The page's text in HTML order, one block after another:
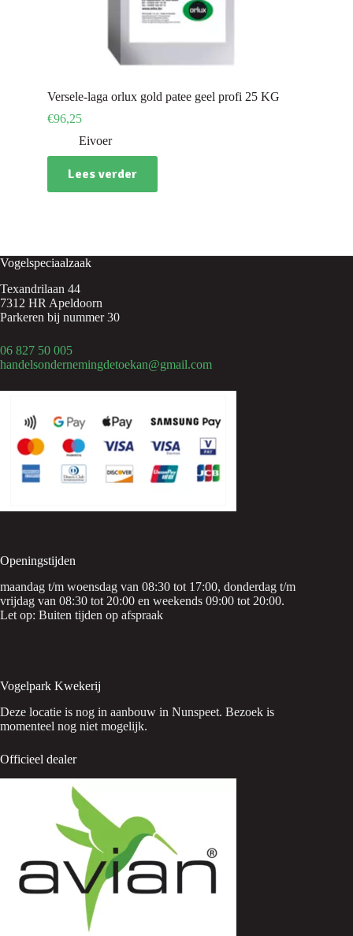
Versele-laga orlux gold patee geel profi 25 KG
€96,25
Eivoer
Lees verder
Vogelspeciaalzaak
Texandrilaan 44
7312 HR Apeldoorn
Parkeren bij nummer 30
06 827 50 005
handelsondernemingdetoekan@gmail.com
Openingstijden
maandag t/m woensdag van 08:30 tot 17:00, donderdag t/m
vrijdag van 08:30 tot 20:00 en weekends 09:00 tot 20:00.
Let op: Buiten tijden op afspraak
Vogelpark Kwekerij
Deze locatie is nog in aanbouw in Nunspeet. Bezoek is
momenteel nog niet mogelijk.
Officieel dealer